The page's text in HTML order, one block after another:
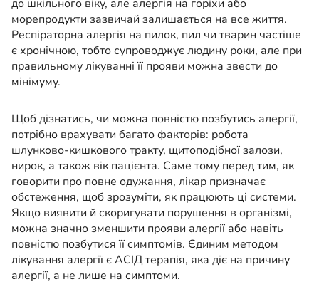
до шкільного віку, але алергія на горіхи або
морепродукти зазвичай залишається на все життя.
Респіраторна алергія на пилок, пил чи тварин частіше
є хронічною, тобто супроводжує людину роки, але при
правильному лікуванні її прояви можна звести до
мінімуму.
Щоб дізнатись, чи можна повністю позбутись алергії,
потрібно врахувати багато факторів: робота
шлунково-кишкового тракту, щитоподібної залози,
нирок, а також вік пацієнта. Саме тому перед тим, як
говорити про повне одужання, лікар призначає
обстеження, щоб зрозуміти, як працюють ці системи.
Якщо виявити й скоригувати порушення в організмі,
можна значно зменшити прояви алергії або навіть
повністю позбутися її симптомів. Єдиним методом
лікування алергії є АСІД терапія, яка діє на причину
алергії, а не лише на симптоми.